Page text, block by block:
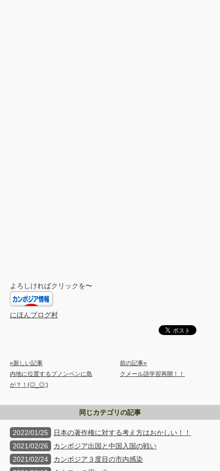
よろしければクリックを〜
にほんブログ村
«新しい記事
内地に位置するプノンペンに島
が？！(◎_◎;)
前の記事»
クメール語学習再開！！
同じカテゴリの記事
2022/01/25
日本の著作権に対する考え方はおかしい！！
2021/02/26
カンボジア出国と中国入国の戦い
2021/02/24
カンボジア３度目の市内感染